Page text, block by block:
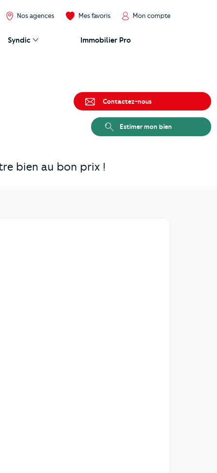
Nos agences Mes favoris Mon compte
Syndic Immobilier Pro
bien au bon prix !
Contactez-nous
Estimer mon bien